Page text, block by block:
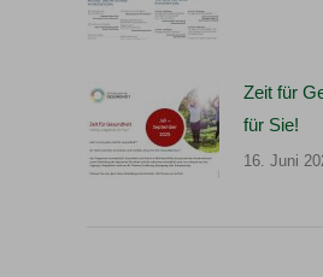
Zeit für
für Sie!
16. Juni